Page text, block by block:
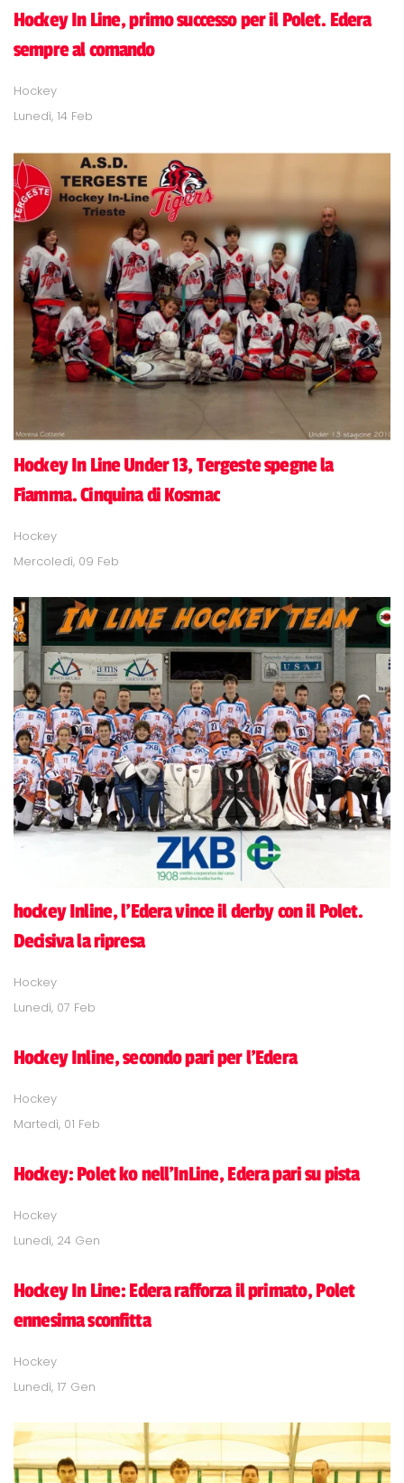
Hockey In Line, primo successo per il Polet. Edera
sempre al comando
Hockey
Lunedì, 14 Feb
Hockey In Line Under 13, Tergeste spegne la
Fiamma. Cinquina di Kosmac
Hockey
Mercoledì, 09 Feb
hockey Inline, l'Edera vince il derby con il Polet.
Decisiva la ripresa
Hockey
Lunedì, 07 Feb
Hockey Inline, secondo pari per l'Edera
Hockey
Martedì, 01 Feb
Hockey: Polet ko nell'InLine, Edera pari su pista
Hockey
Lunedì, 24 Gen
Hockey In Line: Edera rafforza il primato, Polet
ennesima sconfitta
Hockey
Lunedì, 17 Gen